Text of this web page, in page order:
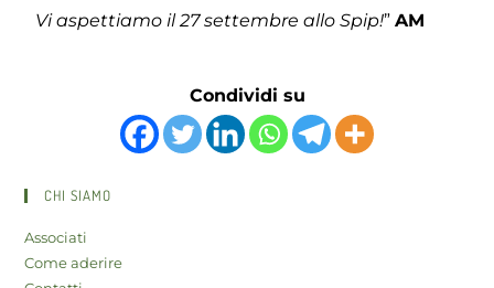
Vi aspettiamo il 27 settembre allo Spip!”AM
Condividi su
CHI SIAMO
Associati
Come aderire